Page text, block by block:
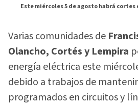
Este miércoles 5 de agosto habrá cortes
Varias comunidades de
Olancho, Cortés y Lempira
energía eléctrica este
debido a trabajos de
programados en circuitos y